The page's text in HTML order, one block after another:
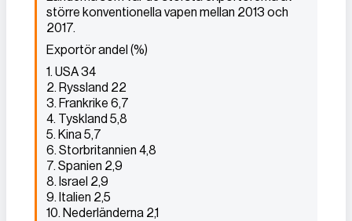
större konventionella vapen mellan 2013 och
2017.
Exportör andel (%)
1. USA 34
2. Ryssland 22
3. Frankrike 6,7
4. Tyskland 5,8
5. Kina 5,7
6. Storbritannien 4,8
7. Spanien 2,9
8. Israel 2,9
9. Italien 2,5
10. Nederländerna 2,1